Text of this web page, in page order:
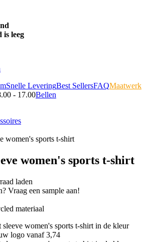
is leeg
Snelle LeveringBest SellersFAQMaatwerk
- 17.00Bellen
women's sports t-shirt
women's sports t-shirt
laden
Vraag een sample aan!
materiaal